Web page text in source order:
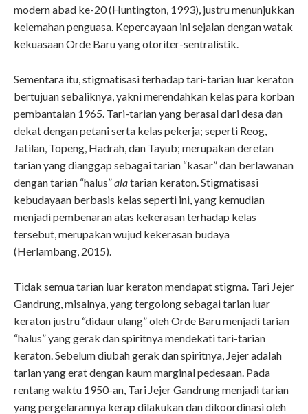
modern abad ke-20 (Huntington, 1993), justru menunjukkan
kelemahan penguasa. Kepercayaan ini sejalan dengan watak
kekuasaan Orde Baru yang otoriter-sentralistik.
Sementara itu, stigmatisasi terhadap tari-tarian luar keraton
bertujuan sebaliknya, yakni merendahkan kelas para korban
pembantaian 1965. Tari-tarian yang berasal dari desa dan
dekat dengan petani serta kelas pekerja; seperti Reog,
Jatilan, Topeng, Hadrah, dan Tayub; merupakan deretan
tarian yang dianggap sebagai tarian “kasar” dan berlawanan
dengan tarian “halus”alatarian keraton. Stigmatisasi
kebudayaan berbasis kelas seperti ini, yang kemudian
menjadi pembenaran atas kekerasan terhadap kelas
tersebut, merupakan wujud kekerasan budaya
(Herlambang, 2015).
Tidak semua tarian luar keraton mendapat stigma. Tari Jejer
Gandrung, misalnya, yang tergolong sebagai tarian luar
keraton justru “didaur ulang” oleh Orde Baru menjadi tarian
“halus” yang gerak dan spiritnya mendekati tari-tarian
keraton. Sebelum diubah gerak dan spiritnya, Jejer adalah
tarian yang erat dengan kaum marginal pedesaan. Pada
rentang waktu 1950-an, Tari Jejer Gandrung menjadi tarian
yang pergelarannya kerap dilakukan dan dikoordinasi oleh